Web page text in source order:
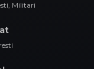
Militari